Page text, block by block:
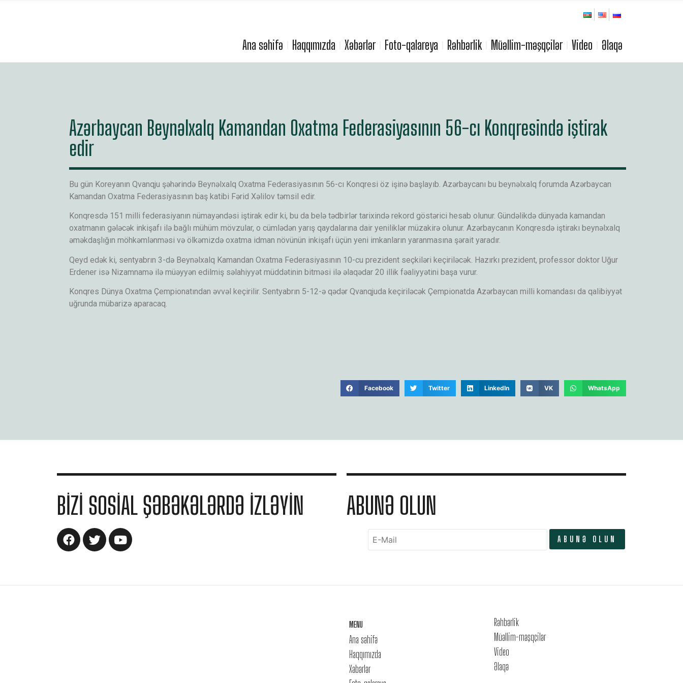
Ana səhifə Haqqımızda Xəbərlər Foto-qalareya Rəhbərlik Müəllim-məşqçilər Video Əlaqə
Azərbaycan Beynəlxalq Kamandan Oxatma Federasiyasının 56-cı Konqresində iştirak
edir
Bu gün Koreyanın Qvanqju şəhərində Beynəlxalq Oxatma Federasiyasının 56-cı Konqresi öz işinə başlayıb. Azərbaycanı bu beynəlxalq forumda Azərbaycan
Kamandan Oxatma Federasiyasının baş katibi Fərid Xəlilov təmsil edir.
Konqresdə 151 milli federasiyanın nümayəndəsi iştirak edir ki, bu da belə tədbirlər tarixində rekord göstərici hesab olunur. Gündəlikdə dünyada kamandan
oxatmanın gələcək inkişafı ilə bağlı mühüm mövzular, o cümlədən yarış qaydalarına dair yeniliklər müzakirə olunur. Azərbaycanın Konqresdə iştirakı beynəlxalq
əməkdaşlığın möhkəmlənməsi və ölkəmizdə oxatma idman növünün inkişafı üçün yeni imkanların yaranmasına şərait yaradır.
Qeyd edək ki, sentyabrın 3-də Beynəlxalq Kamandan Oxatma Federasiyasının 10-cu prezident seçkiləri keçiriləcək. Hazırkı prezident, professor doktor Uğur
Erdener isə Nizamnamə ilə müəyyən edilmiş səlahiyyət müddətinin bitməsi ilə əlaqədar 20 illik fəaliyyətini başa vurur.
Konqres Dünya Oxatma Çempionatından əvvəl keçirilir. Sentyabrın 5-12-ə qədər Qvanqjuda keçiriləcək Çempionatda Azərbaycan milli komandası da qalibiyyət
uğrunda mübarizə aparacaq.
Facebook Twitter LinkedIn VK WhatsApp
BIZI SOSIAL ŞƏBƏKƏLƏRDƏ IZLƏYIN ABUNƏ OLUN
MENU
Ana səhifə
Haqqımızda
Xəbərlər
Rəhbərlik
Müəllim-məşqçilər
Video
Əlaqə